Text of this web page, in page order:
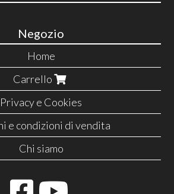
Negozio
Home
Carrello
Privacy e Cookies
e condizioni di vendita
Chi siamo